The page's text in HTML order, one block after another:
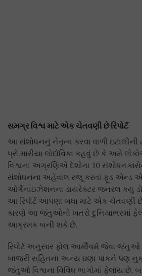
સમગ્ર વિશ્વ માટે એક ચેતવણી છે રિપોર્ટ
આ સંશોધનનું નેતૃત્વ કરવા વાળી ઇટાલીની
પ્રો.મારીયા લોદોવિકા કહવું છે કે અમે
વિશ્વના અગ્રણિએ દેશોના 10
સંશોધનના અહેવાલ રજૂ કરતાં ફૂડ એન્ડ
ઓર્ગેનાઇઝેશનના ડાયરેક્ટર જનરલ ક્યુ
આ રિપોર્ટ આપણા બધા માટે એક ચેતવણી છે
કારણે આ જંતુઓનો ખતરો દુનિયાભરમાં
આક્રમક બની શકે છે.
રિપોર્ટ અનુસાર ફોલ આર્મીવર્મ જેવા
બાજરી સહિતના અન્ય ઘણા પાકને પણ
જંતુઓ વિશ્વના વિવિધ ભાગોમાં ફેલાય છે.